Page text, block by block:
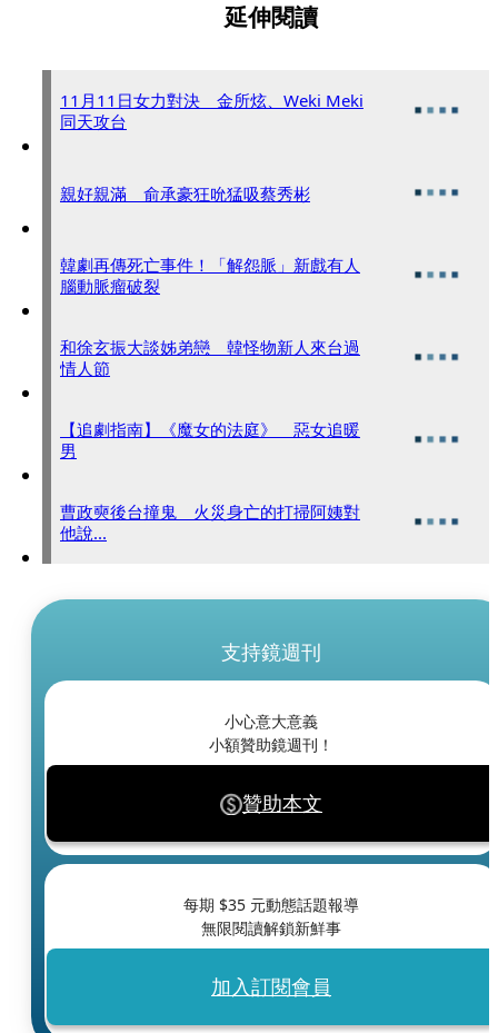
延伸閱讀
11月11日女力對決 金所炫、Weki Meki
同天攻台
親好親滿 俞承豪狂吮猛吸蔡秀彬
韓劇再傳死亡事件！「解怨脈」新戲有人
腦動脈瘤破裂
和徐玄振大談姊弟戀 韓怪物新人來台過
情人節
【追劇指南】《魔女的法庭》 惡女追暖
男
曹政奭後台撞鬼 火災身亡的打掃阿姨對
他說...
支持鏡週刊
小心意大意義
小額贊助鏡週刊！
贊助本文
每期 $35 元動態話題報導
無限閱讀解鎖新鮮事
加入訂閱會員